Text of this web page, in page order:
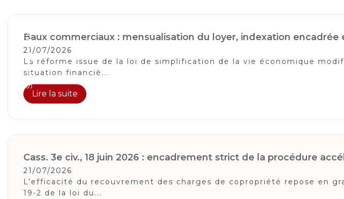
Suivez-Nous
Baux commerciaux : mensualisation du loyer, indexation
21/07/2026
La réforme issue de la loi de simplification de la vie économique
situation financiè...
Lire la suite
Cass. 3e civ., 18 juin 2026 : encadrement strict de la procédure
21/07/2026
L’efficacité du recouvrement des charges de copropriété repose en
19-2 de la loi du...